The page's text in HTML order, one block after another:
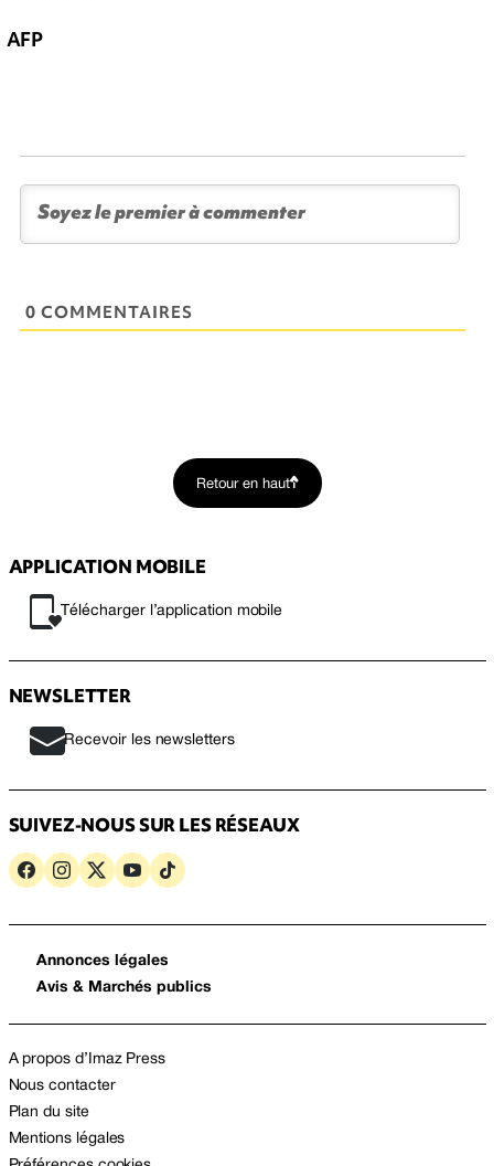
AFP
0 COMMENTAIRES
Retour en haut
APPLICATION MOBILE
Télécharger l’application mobile
NEWSLETTER
Recevoir les newsletters
SUIVEZ-NOUS SUR LES RÉSEAUX
Annonces légales
Avis & Marchés publics
A propos d’Imaz Press
Nous contacter
Plan du site
Mentions légales